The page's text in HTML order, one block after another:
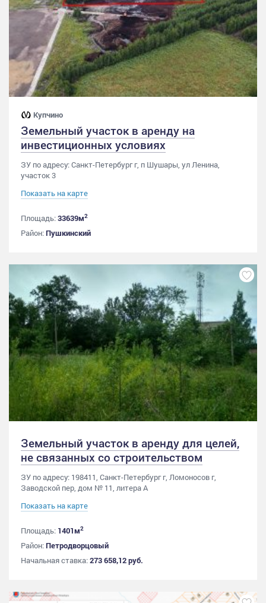
Купчино
Земельный участок в аренду на
инвестиционных условиях
ЗУ по адресу: Санкт-Петербург г, п Шушары, ул Ленина,
участок 3
Показать на карте
Площадь:33639м2
Район:Пушкинский
Земельный участок в аренду для целей,
не связанных со строительством
ЗУ по адресу: 198411, Санкт-Петербург г, Ломоносов г,
Заводской пер, дом № 11, литера А
Показать на карте
Площадь: 1401м2
Район:Петродворцовый
Начальная ставка:273 658,12 руб.